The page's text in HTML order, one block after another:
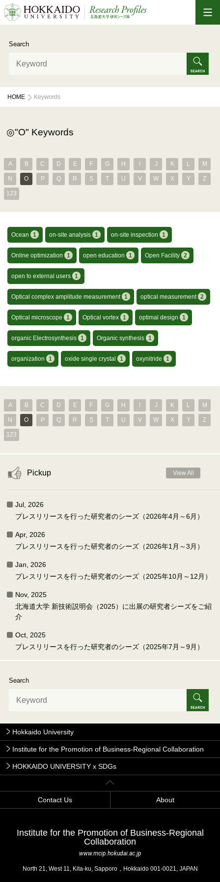
Search
HOME Keywords
"O" Keywords
A B C D E F G H J K L M
N O P Q R S T U V W X Y Z
123
Ocean 1 on-site analysis 1 on-site inspection 1
Online optimization 1 open education 1 Open Facility 2
open to external users 1
Optical complex amplitude measurement 1 optical measurement 2
Optical microscope 1 Optical vortex 1 optimal design 1
organic Electrosynthesis 1 Organic synthesis 1
organization 1 oxide single crystal 1 oxynitride 1
A B C D E F G H J K L M
N O P Q R S T U V W X Y Z
123
Pickup View All
Jul, 2026
プレスリリースを行った研究者のシーズ（2026年4月～6月）
Apr, 2026
プレスリリースを行った研究者のシーズ（2026年1月～3月）
Jan, 2026
プレスリリースを行った研究者のシーズ（2025年10月～12月）
Nov, 2025
北海道大学 新技術説明会（2025）に出展の研究者シーズをご紹
介
Oct, 2025
プレスリリースを行った研究者のシーズ（2025年7月～9月）
Search
Hokkaido University
Institute for the Promotion of Business-Regional Collaboration
HOKKAIDO UNIVERSITY x SDGs
Contact Us About
Institute for the Promotion of Business-Regional
Collaboration
www.mcip.hokudai.ac.jp
North 21, West 11, Kita-ku, Sapporo，Hokkaido 001-0021, JAPAN